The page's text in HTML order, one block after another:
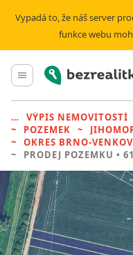
Vypadá to, že náš server
funkce webu
Hlavní menu
Bezrealitky
VÝPIS NEMOVITOSTÍ
POZEMEK
OKRES BRNO-VENKOV
PRODEJ POZEMKU •